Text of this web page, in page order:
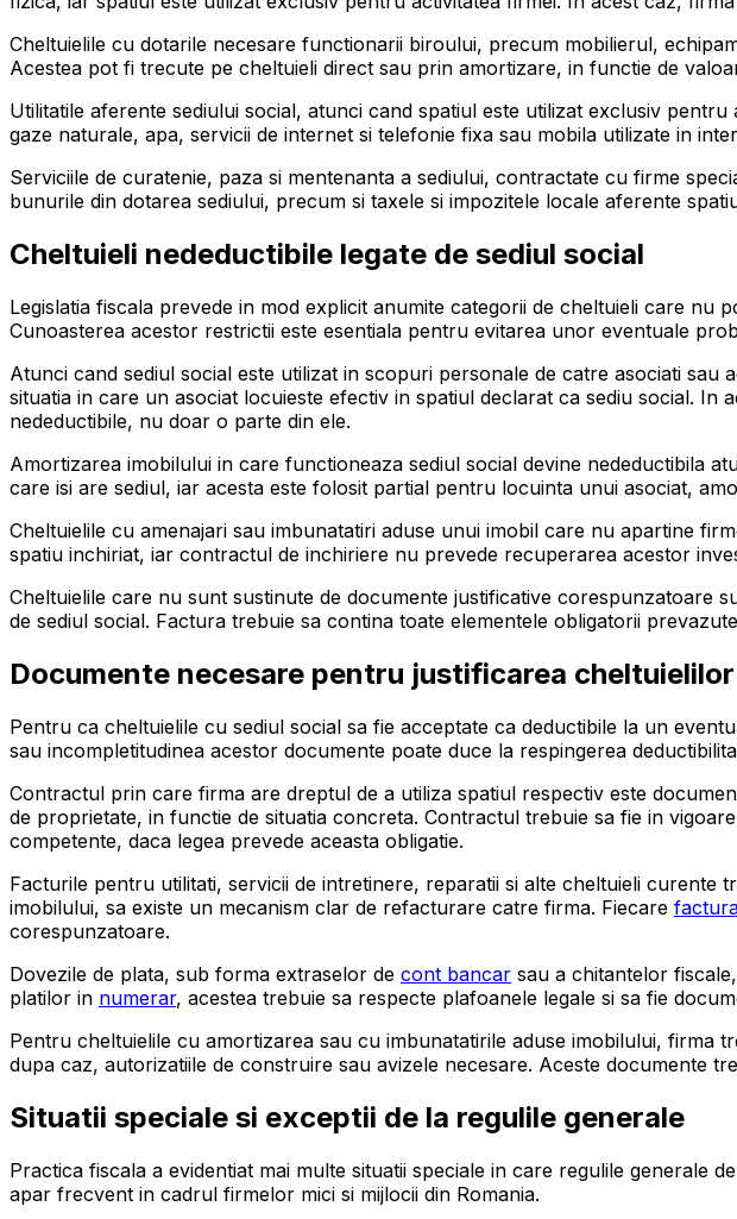
Cheltuielile cu dotarile necesare functionarii biroului, precum mobilierul,
Acestea pot fi trecute pe cheltuieli direct sau prin amortizare, in functie de
Utilitatile aferente sediului social, atunci cand spatiul este utilizat exclusiv
gaze naturale, apa, servicii de internet si telefonie fixa sau mobila utilizate in
Serviciile de curatenie, paza si mentenanta a sediului, contractate cu firme
bunurile din dotarea sediului, precum si taxele si impozitele locale aferente
Cheltuieli nedeductibile legate de sediul social
Legislatia fiscala prevede in mod explicit anumite categorii de cheltuieli care
Cunoasterea acestor restrictii este esentiala pentru evitarea unor eventuale
Atunci cand sediul social este utilizat in scopuri personale de catre asociati
situatia in care un asociat locuieste efectiv in spatiul declarat ca sediu social.
nedeductibile, nu doar o parte din ele.
Amortizarea imobilului in care functioneaza sediul social devine nedeductibila
care isi are sediul, iar acesta este folosit partial pentru locuinta unui asociat,
Cheltuielile cu amenajari sau imbunatatiri aduse unui imobil care nu apartine
spatiu inchiriat, iar contractul de inchiriere nu prevede recuperarea acestor
Cheltuielile care nu sunt sustinute de documente justificative corespunzatoare
de sediul social. Factura trebuie sa contina toate elementele obligatorii
Documente necesare pentru justificarea
Pentru ca cheltuielile cu sediul social sa fie acceptate ca deductibile la un
sau incompletitudinea acestor documente poate duce la respingerea
Contractul prin care firma are dreptul de a utiliza spatiul respectiv este
de proprietate, in functie de situatia concreta. Contractul trebuie sa fie in
competente, daca legea prevede aceasta obligatie.
Facturile pentru utilitati, servicii de intretinere, reparatii si alte cheltuieli
imobilului, sa existe un mecanism clar de refacturare catre firma. Fiecare
corespunzatoare.
Dovezile de plata, sub forma extraselor de cont bancar sau a chitantelor
platilor in numerar, acestea trebuie sa respecte plafoanele legale si sa fie
Pentru cheltuielile cu amortizarea sau cu imbunatatirile aduse imobilului, firma
dupa caz, autorizatiile de construire sau avizele necesare. Aceste documente
Situatii speciale si exceptii de la regulile generale
Practica fiscala a evidentiat mai multe situatii speciale in care regulile generale
apar frecvent in cadrul firmelor mici si mijlocii din Romania.